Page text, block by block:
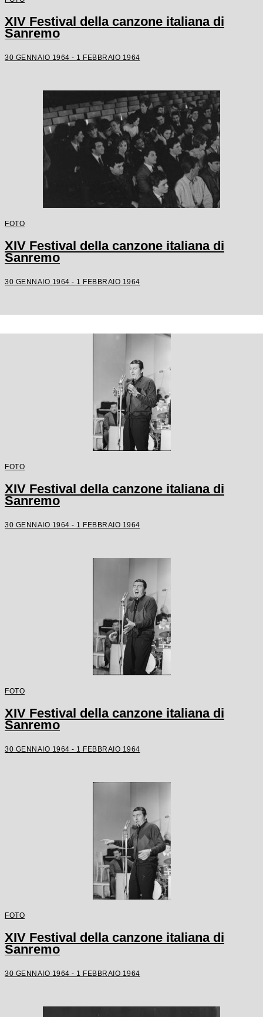
XIV Festival della canzone italiana di
Sanremo
30 GENNAIO 1964 - 1 FEBBRAIO 1964
FOTO
XIV Festival della canzone italiana di
Sanremo
30 GENNAIO 1964 - 1 FEBBRAIO 1964
FOTO
XIV Festival della canzone italiana di
Sanremo
30 GENNAIO 1964 - 1 FEBBRAIO 1964
FOTO
XIV Festival della canzone italiana di
Sanremo
30 GENNAIO 1964 - 1 FEBBRAIO 1964
FOTO
XIV Festival della canzone italiana di
Sanremo
30 GENNAIO 1964 - 1 FEBBRAIO 1964